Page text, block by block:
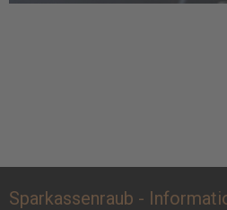
Sparkassenraub -